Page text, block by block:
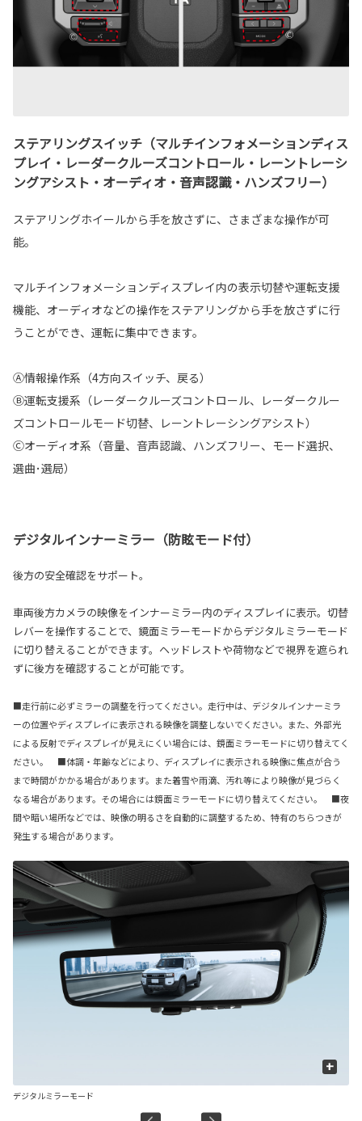
ステアリングスイッチ（マルチインフォメーションディス
プレイ・レーダークルーズコントロール・レーントレーシ
ングアシスト・オーディオ・音声認識・ハンズフリー）
ステアリングホイールから手を放さずに、さまざまな操作が可
能。
マルチインフォメーションディスプレイ内の表示切替や運転支援
機能、オーディオなどの操作をステアリングから手を放さずに行
うことができ、運転に集中できます。
Ⓐ情報操作系（4方向スイッチ、戻る）
Ⓑ運転支援系（レーダークルーズコントロール、レーダークルー
ズコントロールモード切替、レーントレーシングアシスト）
Ⓒオーディオ系（音量、音声認識、ハンズフリー、モード選択、
選曲･選局）
デジタルインナーミラー（防眩モード付）
後方の安全確認をサポート。
車両後方カメラの映像をインナーミラー内のディスプレイに表示。切替
レバーを操作することで、鏡面ミラーモードからデジタルミラーモード
に切り替えることができます。ヘッドレストや荷物などで視界を遮られ
ずに後方を確認することが可能です。
■走行前に必ずミラーの調整を行ってください。走行中は、デジタルインナーミラ
ーの位置やディスプレイに表示される映像を調整しないでください。また、外部光
による反射でディスプレイが見えにくい場合には、鏡面ミラーモードに切り替えてく
ださい。 ■体調・年齢などにより、ディスプレイに表示される映像に焦点が合う
まで時間がかかる場合があります。また着雪や雨滴、汚れ等により映像が見づらく
なる場合があります。その場合には鏡面ミラーモードに切り替えてください。 ■夜
間や暗い場所などでは、映像の明るさを自動的に調整するため、特有のちらつきが
発生する場合があります。
+
デジタルミラーモード